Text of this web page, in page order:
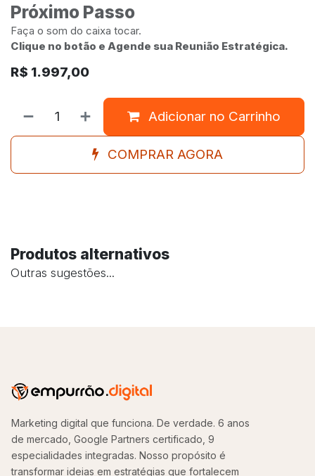
Próximo Passo
Faça o som do caixa tocar.
Clique no botão e Agende sua Reunião Estratégica.
R$ 1.997,00
Adicionar no Carrinho
COMPRAR AGORA
Produtos alternativos
Outras sugestões...
Marketing digital que funciona. De verdade. 6 anos
de mercado, Google Partners certificado, 9
especialidades integradas. Nosso propósito é
transformar ideias em estratégias que fortalecem